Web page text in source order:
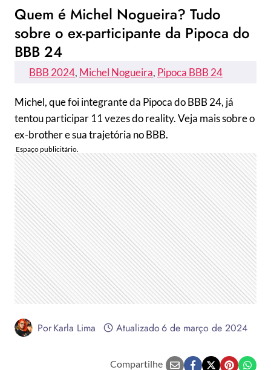
Quem é Michel Nogueira? Tudo
sobre o ex-participante da Pipoca do
BBB 24
BBB 2024, Michel Nogueira, Pipoca BBB 24
Michel, que foi integrante da Pipoca do BBB 24, já
tentou participar 11 vezes do reality. Veja mais sobre o
ex-brother e sua trajetória no BBB.
PorKarla Lima Atualizado6 de março de 2024
Compartilhe